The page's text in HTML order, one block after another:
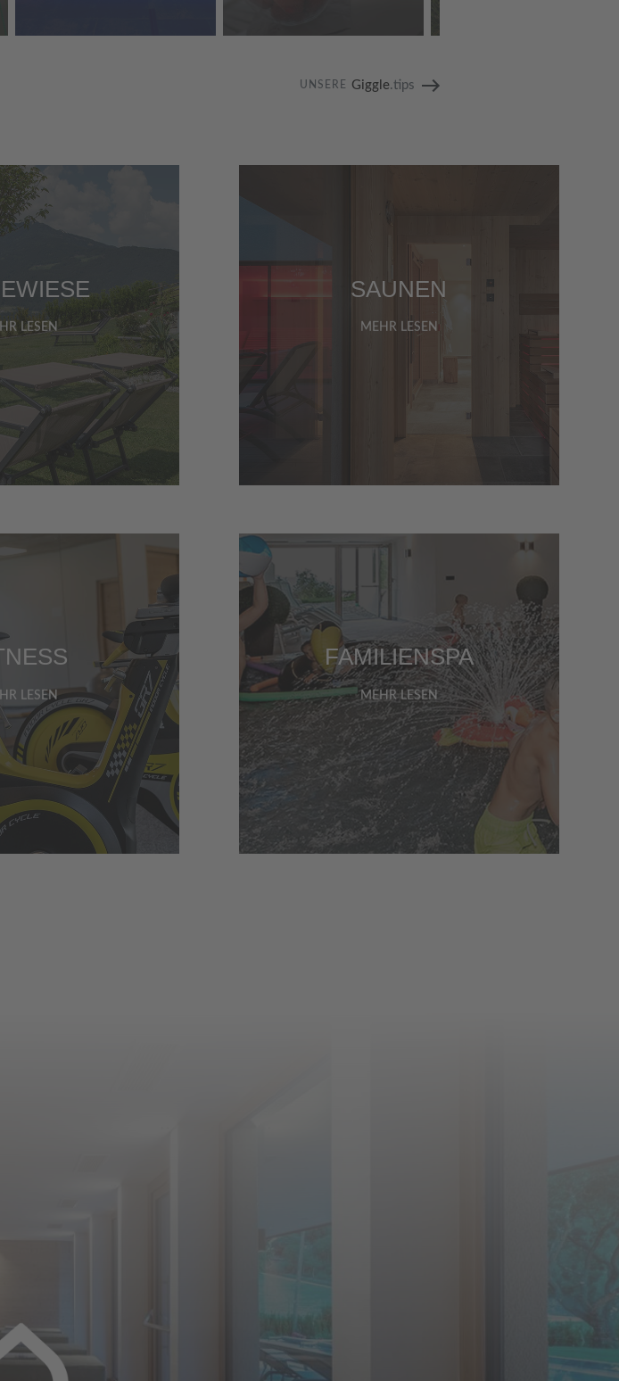
UNSERE Giggle.tips
LESEN
SAUNEN
MEHR LESEN
LESEN
FAMILIENSPA
MEHR LESEN